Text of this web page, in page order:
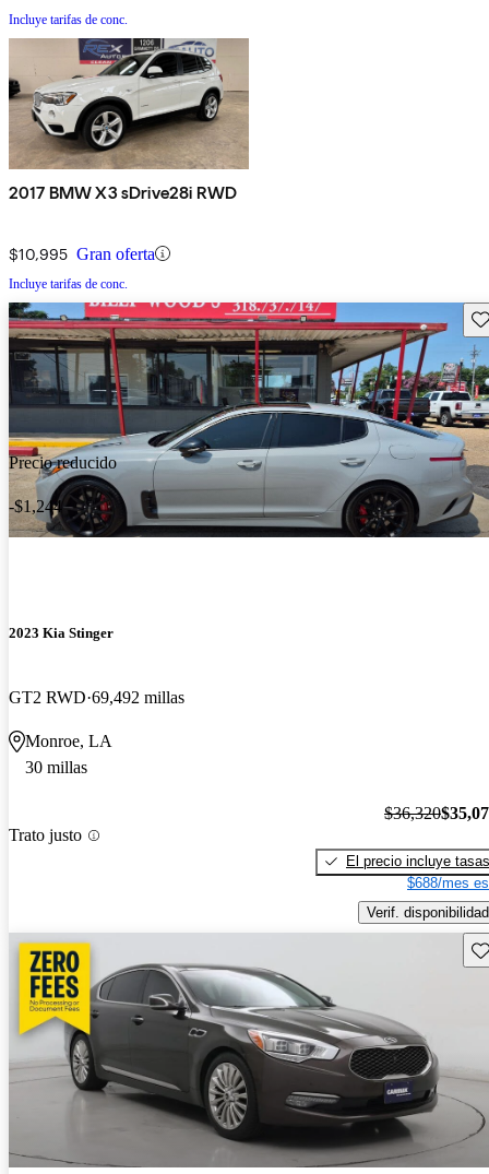
Incluye tarifas de conc.
2017 BMW X3 sDrive28i RWD
$10,995 Gran oferta
Incluye tarifas de conc.
Precio reducido
-$1,244
2023 Kia Stinger
GT2 RWD 69,492 millas
Monroe, LA
30 millas
Trato justo
$36,320
El precio incluye tasas
$688/mes
Verif. disponibilidad